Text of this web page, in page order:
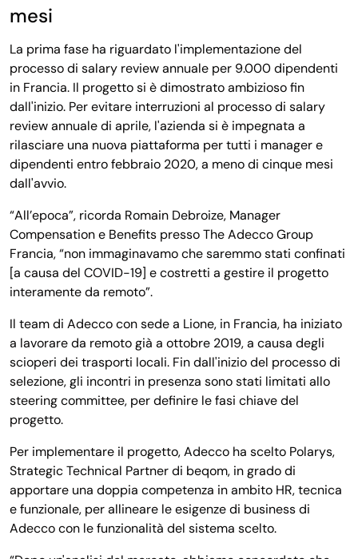
mesi
La prima fase ha riguardato l'implementazione del
processo di salary review annuale per 9.000 dipendenti
in Francia. Il progetto si è dimostrato ambizioso fin
dall'inizio. Per evitare interruzioni al processo di salary
review annuale di aprile, l'azienda si è impegnata a
rilasciare una nuova piattaforma per tutti i manager e
dipendenti entro febbraio 2020, a meno di cinque mesi
dall'avvio.
“All’epoca”, ricorda Romain Debroize, Manager
Compensation e Benefits presso The Adecco Group
Francia, “non immaginavamo che saremmo stati confinati
[a causa del COVID-19] e costretti a gestire il progetto
interamente da remoto”.
Il team di Adecco con sede a Lione, in Francia, ha iniziato
a lavorare da remoto già a ottobre 2019, a causa degli
scioperi dei trasporti locali. Fin dall'inizio del processo di
selezione, gli incontri in presenza sono stati limitati allo
steering committee, per definire le fasi chiave del
progetto.
Per implementare il progetto, Adecco ha scelto Polarys,
Strategic Technical Partner di beqom, in grado di
apportare una doppia competenza in ambito HR, tecnica
e funzionale, per allineare le esigenze di business di
Adecco con le funzionalità del sistema scelto.